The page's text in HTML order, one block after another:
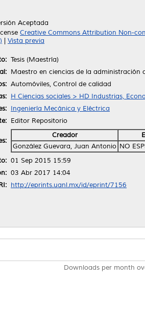
Aceptada
Creative Commons Attribution Non-
Vista previa
Tesis (Maestría)
Maestro en ciencias de la administración
Automóviles, Control de calidad
H Ciencias sociales > HD Industrias,
Ingeniería Mecánica y Eléctrica
Editor Repositorio
Creador
González Guevara, Juan Antonio NO
01 Sep 2015 15:59
03 Abr 2017 14:04
http://eprints.uanl.mx/id/eprint/7156
Downloads per month